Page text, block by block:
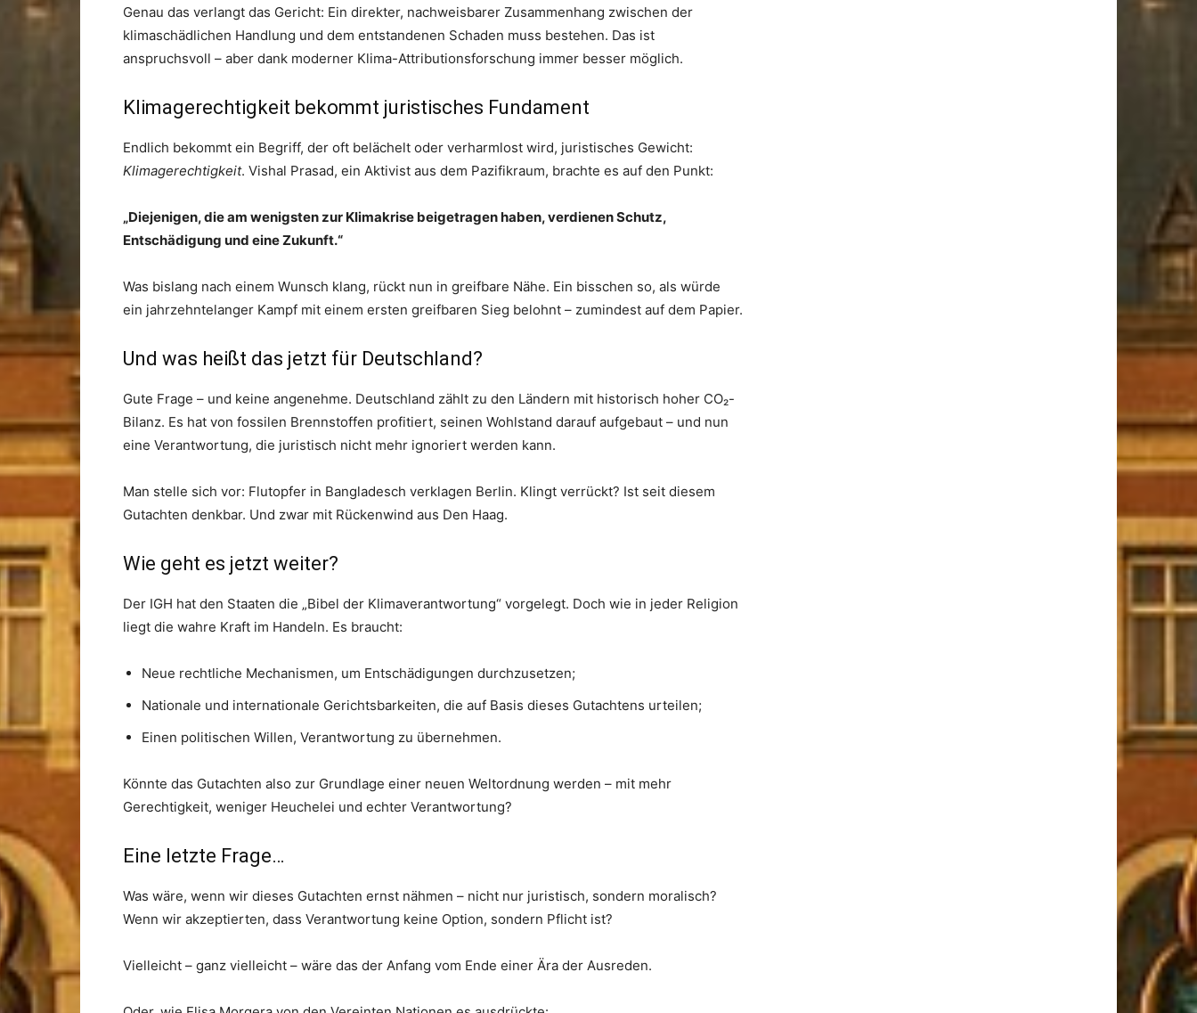
Genau das verlangt das Gericht: Ein direkter, nachweisbarer Zusammenhang zwischen der
klimaschädlichen Handlung und dem entstandenen Schaden muss bestehen. Das ist
anspruchsvoll – aber dank moderner Klima-Attributionsforschung immer besser möglich.
Klimagerechtigkeit bekommt juristisches Fundament
Endlich bekommt ein Begriff, der oft belächelt oder verharmlost wird, juristisches Gewicht:
Klimagerechtigkeit. Vishal Prasad, ein Aktivist aus dem Pazifikraum, brachte es auf den Punkt:
„Diejenigen, die am wenigsten zur Klimakrise beigetragen haben, verdienen Schutz,
Entschädigung und eine Zukunft.“
Was bislang nach einem Wunsch klang, rückt nun in greifbare Nähe. Ein bisschen so, als würde
ein jahrzehntelanger Kampf mit einem ersten greifbaren Sieg belohnt – zumindest auf dem Papier.
Und was heißt das jetzt für Deutschland?
Gute Frage – und keine angenehme. Deutschland zählt zu den Ländern mit historisch hoher CO₂-
Bilanz. Es hat von fossilen Brennstoffen profitiert, seinen Wohlstand darauf aufgebaut – und nun
eine Verantwortung, die juristisch nicht mehr ignoriert werden kann.
Man stelle sich vor: Flutopfer in Bangladesch verklagen Berlin. Klingt verrückt? Ist seit diesem
Gutachten denkbar. Und zwar mit Rückenwind aus Den Haag.
Wie geht es jetzt weiter?
Der IGH hat den Staaten die „Bibel der Klimaverantwortung“ vorgelegt. Doch wie in jeder Religion
liegt die wahre Kraft im Handeln. Es braucht:
Neue rechtliche Mechanismen, um Entschädigungen durchzusetzen;
Nationale und internationale Gerichtsbarkeiten, die auf Basis dieses Gutachtens urteilen;
Einen politischen Willen, Verantwortung zu übernehmen.
Könnte das Gutachten also zur Grundlage einer neuen Weltordnung werden – mit mehr
Gerechtigkeit, weniger Heuchelei und echter Verantwortung?
Eine letzte Frage…
Was wäre, wenn wir dieses Gutachten ernst nähmen – nicht nur juristisch, sondern moralisch?
Wenn wir akzeptierten, dass Verantwortung keine Option, sondern Pflicht ist?
Vielleicht – ganz vielleicht – wäre das der Anfang vom Ende einer Ära der Ausreden.